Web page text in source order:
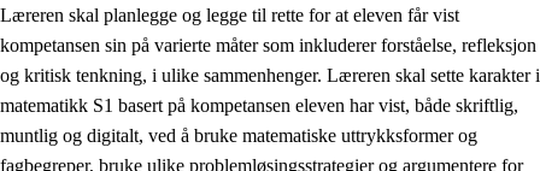
Læreren skal planlegge og legge til rette for at eleven får vist
kompetansen sin på varierte måter som inkluderer forståelse, refleksjon
og kritisk tenkning, i ulike sammenhenger. Læreren skal sette karakter i
matematikk S1 basert på kompetansen eleven har vist, både skriftlig,
muntlig og digitalt, ved å bruke matematiske uttrykksformer og
fagbegreper, bruke ulike problemløsingsstrategier og argumentere for